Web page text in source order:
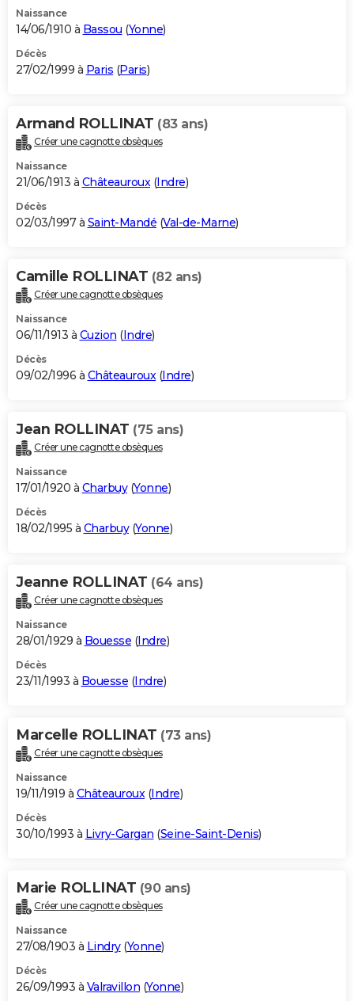
Naissance
14/06/1910 à Bassou (Yonne)
Décès
27/02/1999 à Paris (Paris)
Armand ROLLINAT (83 ans)
Créer une cagnotte obsèques
Naissance
21/06/1913 à Châteauroux(Indre)
Décès
02/03/1997 à Saint-Mandé (Val-de-Marne)
Camille ROLLINAT (82 ans)
Créer une cagnotte obsèques
Naissance
06/11/1913 à Cuzion (Indre)
Décès
09/02/1996 à Châteauroux(Indre)
Jean ROLLINAT (75 ans)
Créer une cagnotte obsèques
Naissance
17/01/1920 à Charbuy(Yonne)
Décès
18/02/1995 à Charbuy(Yonne)
Jeanne ROLLINAT (64 ans)
Créer une cagnotte obsèques
Naissance
28/01/1929 à Bouesse (Indre)
Décès
23/11/1993 à Bouesse (Indre)
Marcelle ROLLINAT (73 ans)
Créer une cagnotte obsèques
Naissance
19/11/1919 à Châteauroux(Indre)
Décès
30/10/1993 à Livry-Gargan (Seine-Saint-Denis)
Marie ROLLINAT (90 ans)
Créer une cagnotte obsèques
Naissance
27/08/1903 à Lindry(Yonne)
Décès
26/09/1993 à Valravillon (Yonne)